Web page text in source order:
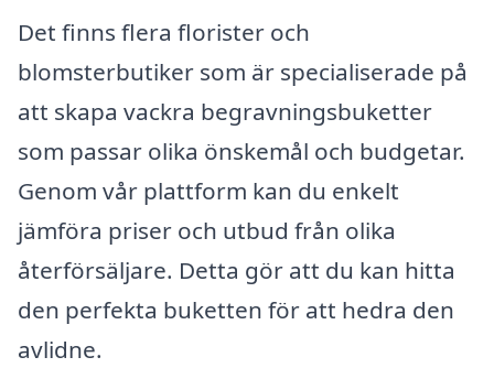
Det finns flera florister och
blomsterbutiker som är specialiserade på
att skapa vackra begravningsbuketter
som passar olika önskemål och budgetar.
Genom vår plattform kan du enkelt
jämföra priser och utbud från olika
återförsäljare. Detta gör att du kan hitta
den perfekta buketten för att hedra den
avlidne.